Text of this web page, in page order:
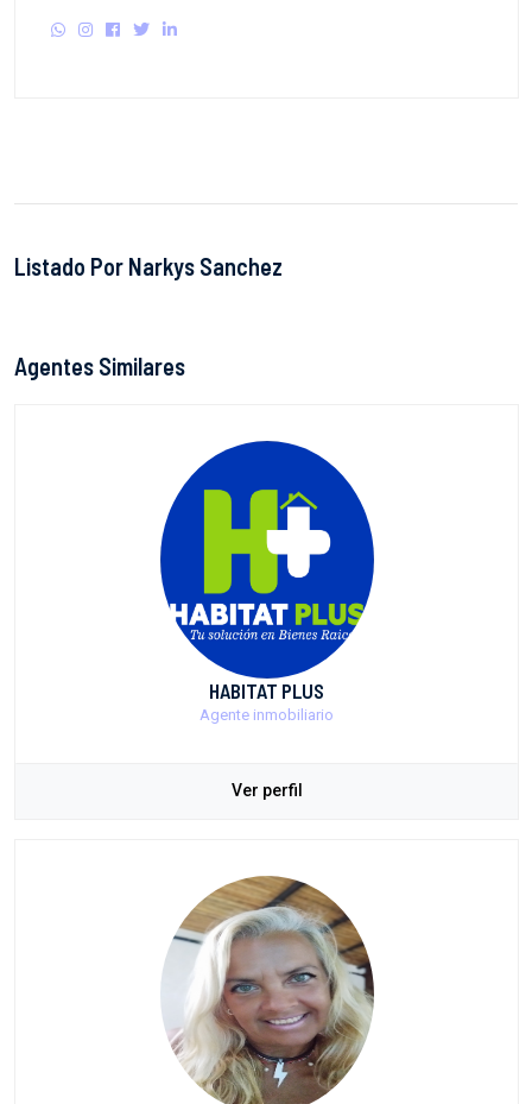
Listado Por Narkys Sanchez
Agentes Similares
HABITAT PLUS
Agente inmobiliario
Ver perfil